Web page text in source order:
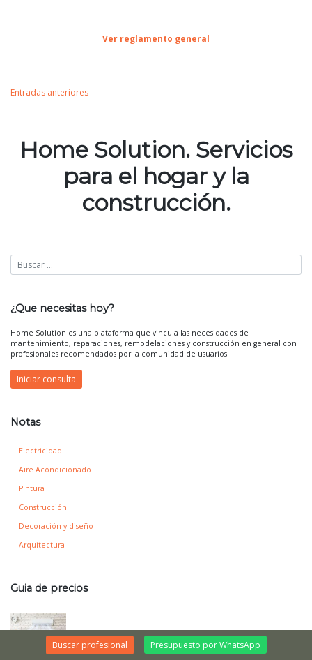
Ver reglamento general
de
entradas
Entradas anteriores
Home Solution. Servicios
para el hogar y la
construcción.
¿Que necesitas hoy?
Home Solution es una plataforma que vincula las necesidades de
mantenimiento, reparaciones, remodelaciones y construcción en general con
profesionales recomendados por la comunidad de usuarios.
Iniciar consulta
Notas
Electricidad
Aire Acondicionado
Pintura
Construcción
Decoración y diseño
Arquitectura
Guia de precios
Buscar profesional Presupuesto por WhatsApp